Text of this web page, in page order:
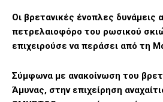
Οι βρετανικές ένοπλες δυνάμεις
πετρελαιοφόρο του ρωσικού
επιχειρούσε να περάσει από τη
Σύμφωνα με ανακοίνωση του
Άμυνας, στην επιχείρηση